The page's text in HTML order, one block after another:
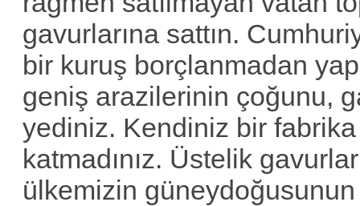
gavurlarına sattın.
bir kuruş borçlanmadan
geniş arazilerinin çoğunu,
yediniz. Kendiniz bir
katmadınız. Üstelik
ülkemizin